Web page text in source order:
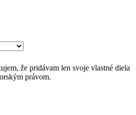
že pridávam len svoje vlastné diela
právom.